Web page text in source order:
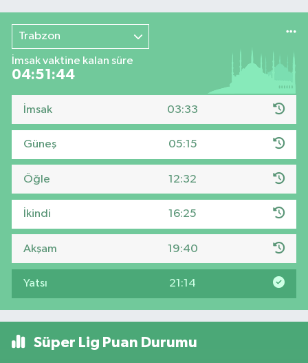
Trabzon
İmsak vaktine kalan süre
04:51:44
İmsak 03:33
Güneş 05:15
Öğle 12:32
İkindi 16:25
Akşam 19:40
Yatsı 21:14
Süper Lig Puan Durumu